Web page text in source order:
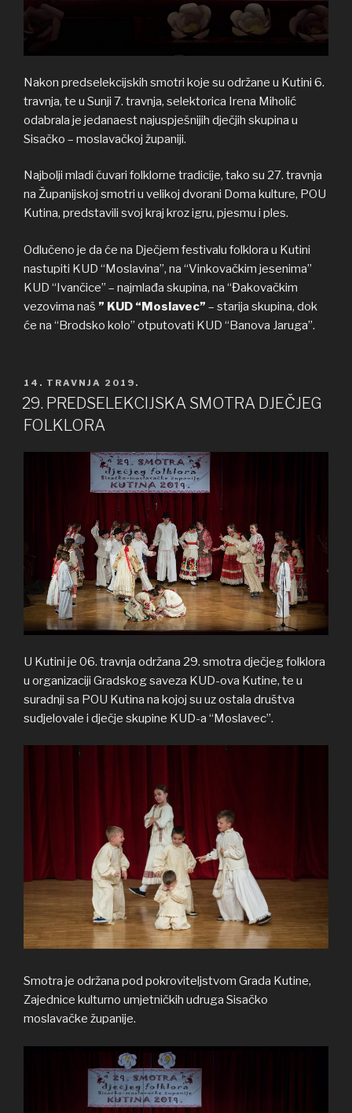
Nakon predselekcijskih smotri koje su održane u Kutini 6.
travnja, te u Sunji 7. travnja, selektorica Irena Miholić
odabrala je jedanaest najuspješnijih dječjih skupina u
Sisačko – moslavačkoj županiji.
Najbolji mladi čuvari folklorne tradicije, tako su 27. travnja
na Županijskoj smotri u velikoj dvorani Doma kulture, POU
Kutina, predstavili svoj kraj kroz igru, pjesmu i ples.
Odlučeno je da će na Dječjem festivalu folklora u Kutini
nastupiti KUD “Moslavina”, na “Vinkovačkim jesenima”
KUD “Ivančice” – najmlađa skupina, na “Đakovačkim
vezovima naš ” KUD “Moslavec” – starija skupina, dok
će na “Brodsko kolo” otputovati KUD “Banova Jaruga”.
OBJAVLJENO
14. TRAVNJA 2019.
29. PREDSELEKCIJSKA SMOTRA DJEČJEG
FOLKLORA
U Kutini je 06. travnja održana 29. smotra dječjeg folklora
u organizaciji Gradskog saveza KUD-ova Kutine, te u
suradnji sa POU Kutina na kojoj su uz ostala društva
sudjelovale i dječje skupine KUD-a “Moslavec”.
Smotra je održana pod pokroviteljstvom Grada Kutine,
Zajednice kulturno umjetničkih udruga Sisačko
moslavačke županije.